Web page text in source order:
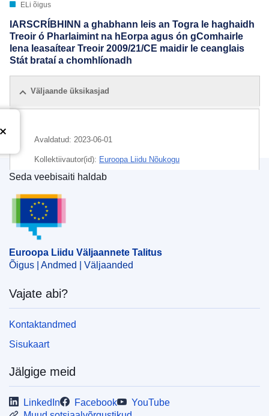
ELi õigus
IARSCRÍBHINN a ghabhann leis an Togra le haghaidh
Treoir ó Pharlaimint na hEorpa agus ón gComhairle
lena leasaítear Treoir 2009/21/CE maidir le ceanglais
Stát brataí a chomhlíonadh
Väljaande üksikasjad
Avaldatud: 2023-06-01
Kollektiivautor(id): Euroopa Liidu Nõukogu
IMMC : ST 10103 2023 ADD 1
Euroopa Liidu Väljaannete Talitus
Seda veebisaiti haldab
Euroopa Liidu Väljaannete Talitus
Õigus | Andmed | Väljaanded
Vajate abi?
Kontaktandmed
Sisukaart
Jälgige meid
LinkedIn Facebook
YouTube